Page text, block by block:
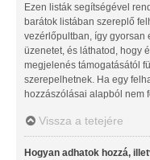
Ezen listák segítségével
barátok listában szereplő
vezérlőpultban, így gyorsan
üzenetet, és láthatod, hogy
megjelenés támogatásától
szerepelhetnek. Ha egy
hozzászólásai alapból nem
Vissza a tetejére
Hogyan adhatok hozzá,